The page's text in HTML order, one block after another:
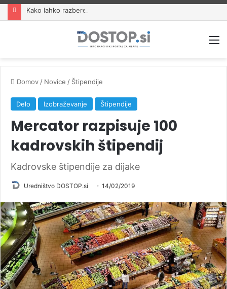
Domov / Novice / Štipendije
Delo Izobraževanje Štipendije
Mercator razpisuje 100
kadrovskih štipendij
Kadrovske štipendije za dijake
Uredništvo DOSTOP.si 14/02/2019